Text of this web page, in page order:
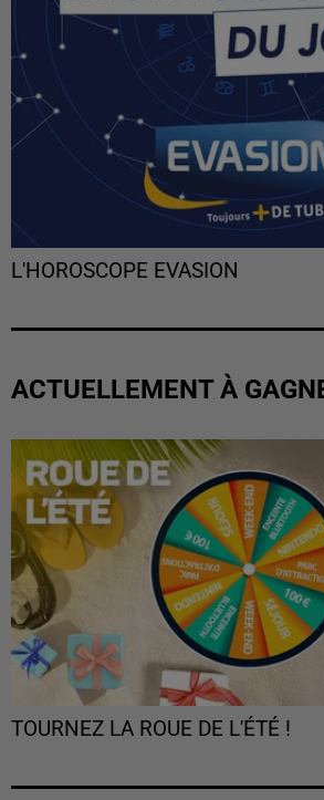
L'HOROSCOPE EVASION
ACTUELLEMENT À
TOURNEZ LA ROUE DE L'ÉTÉ !